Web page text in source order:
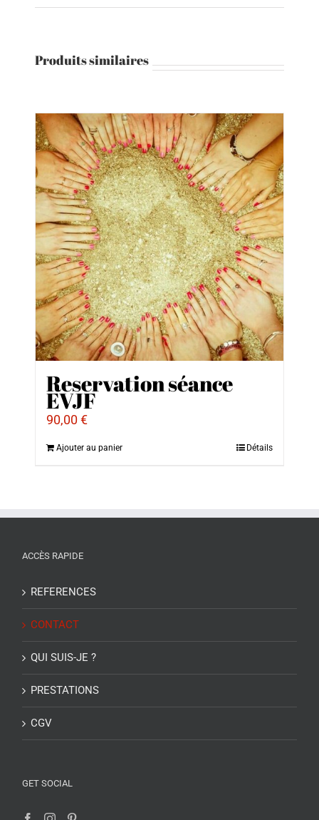
Produits similaires
Reservation séance
EVJF
90,00€
Ajouter au panier Détails
ACCÈS RAPIDE
REFERENCES
CONTACT
QUI SUIS-JE ?
PRESTATIONS
CGV
GET SOCIAL